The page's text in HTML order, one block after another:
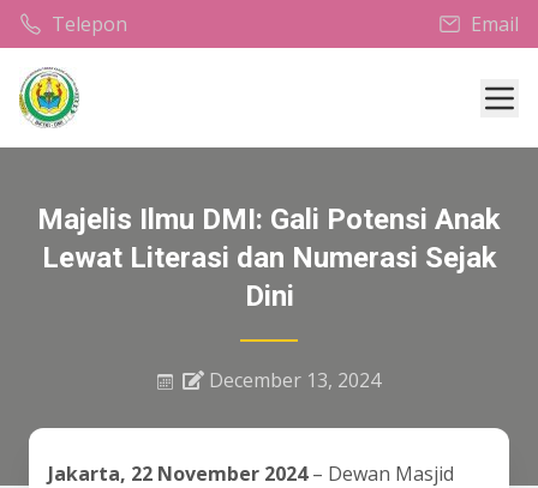
Telepon Email
Majelis Ilmu DMI: Gali Potensi Anak
Lewat Literasi dan Numerasi Sejak
Dini
December 13, 2024
Jakarta, 22 November 2024– Dewan Masjid